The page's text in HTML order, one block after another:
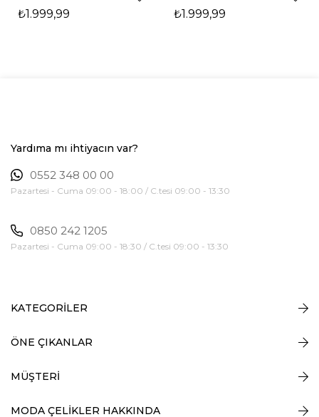
₺1.999,99 ₺1.999,99
Yardıma mı ihtiyacın var?
0552 348 00 00
Pazartesi - Cuma 09:00 - 18:00 / C.tesi 09:00 - 13:30
0850 242 1205
Pazartesi - Cuma 09:00 - 18:30 / C.tesi 09:00 - 13:30
KATEGORİLER
ÖNE ÇIKANLAR
MÜŞTERİ
MODA ÇELİKLER HAKKINDA